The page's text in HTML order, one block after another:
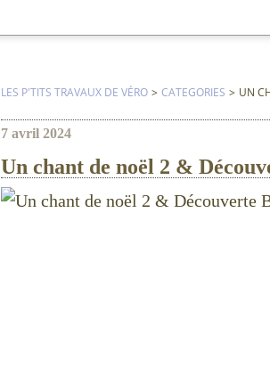
LES P'TITS TRAVAUX DE VÉRO > CATEGORIES > UN
7 avril 2024
Un chant de noël 2 &